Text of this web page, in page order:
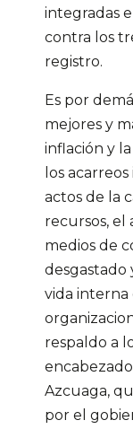
integradas
contra los
registro.
Es por
mejores y
inflación y
los
actos de la
recursos, el
medios de
desgastado
vida interna
respaldo a
Azcuaga,
por el